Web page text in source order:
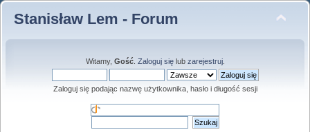
Stanisław Lem - Forum
Witamy, Gość. Zaloguj sięlub zarejestruj.
Zaloguj się podając nazwę użytkownika, hasło i długość sesji